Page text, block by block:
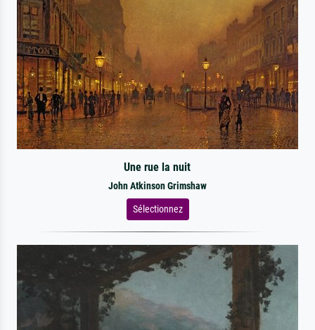
Une rue la nuit
John Atkinson Grimshaw
Sélectionnez